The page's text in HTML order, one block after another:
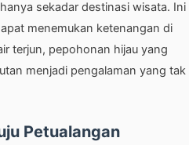
sekadar destinasi wisata. Ini
menemukan ketenangan di
terjun, pepohonan hijau yang
menjadi pengalaman yang tak
Petualangan